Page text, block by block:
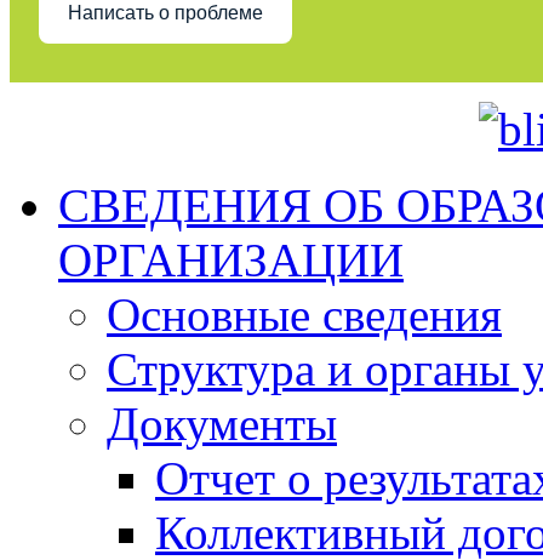
Написать о проблеме
СВЕДЕНИЯ ОБ
ОРГАНИЗАЦИИ
Основные сведения
Структура и органы
Документы
Отчет о
Коллективный